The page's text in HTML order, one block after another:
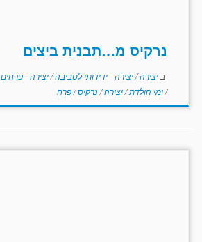
נרקיס מ…תבנית ביצים
ב יצירה/יצירה - ידידותי לסביבה/יצירה - פרחים
/ימי הולדת/יצירה/ נרקיס/פרח